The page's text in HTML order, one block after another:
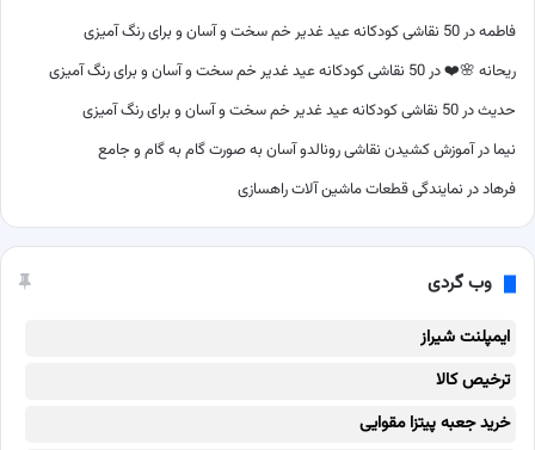
فاطمهدر50 نقاشی کودکانه عید غدیر خم سخت و آسان و برای رنگ آمیزی
ریحانه 🌸❤️در50 نقاشی کودکانه عید غدیر خم سخت و آسان و برای رنگ آمیزی
حدیثدر50 نقاشی کودکانه عید غدیر خم سخت و آسان و برای رنگ آمیزی
نیما درآموزش کشیدن نقاشی رونالدو آسان به صورت گام به گام و جامع
فرهاددر نمایندگی قطعات ماشین آلات راهسازی
وب گردی
ایمپلنت شیراز
ترخیص کالا
خرید جعبه پیتزا مقوایی